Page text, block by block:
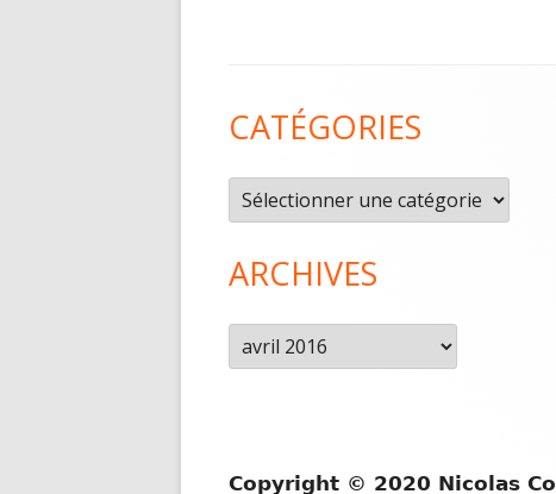
du
pied
de
page
CATÉGORIES
Catégories
ARCHIVES
Archives
Copyright © 2020 Nicolas